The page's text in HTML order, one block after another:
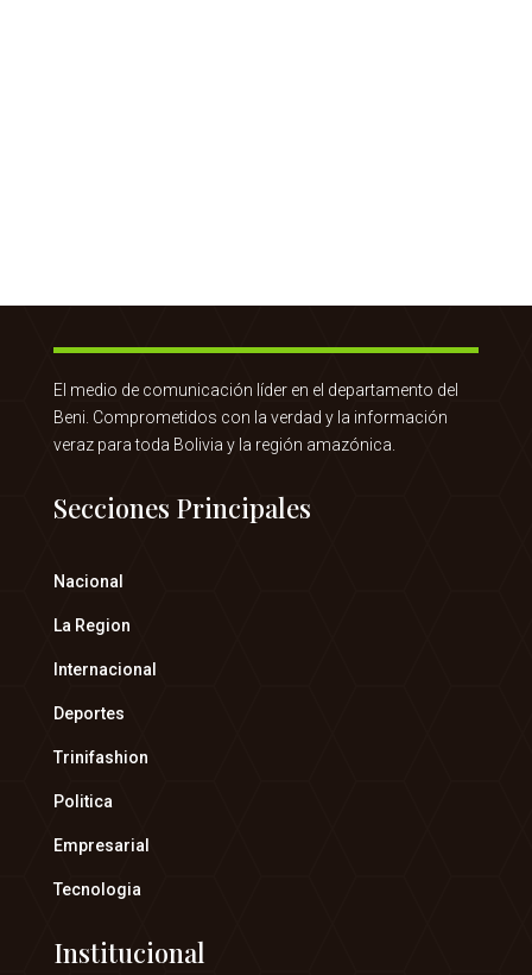
El medio de comunicación líder en el departamento del
Beni. Comprometidos con la verdad y la información
veraz para toda Bolivia y la región amazónica.
Secciones Principales
Nacional
La Region
Internacional
Deportes
Trinifashion
Politica
Empresarial
Tecnologia
Institucional